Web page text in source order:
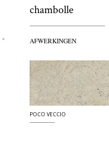
chambolle
AFWERKINGEN
POCO VECCIO